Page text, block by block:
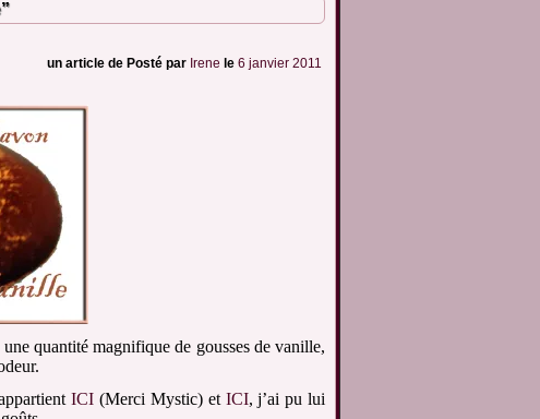
un article de Posté par Irene le 6 janvier 2011
quantité magnifique de gousses de vanille,
ICI (Merci Mystic) et ICI, j’ai pu lui